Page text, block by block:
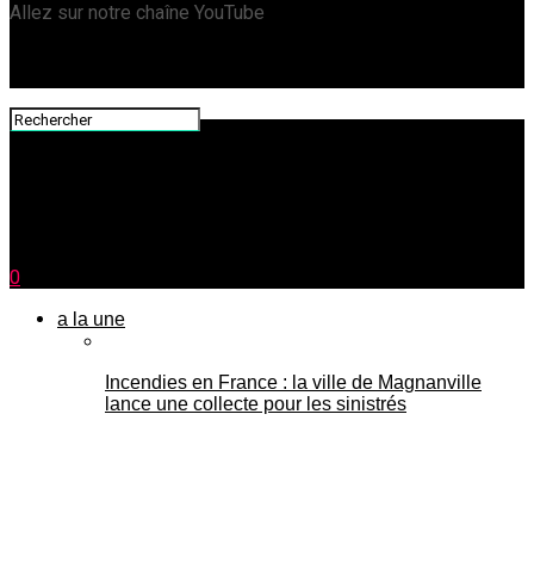
Allez sur notre chaîne YouTube
0
a la une
Incendies en France : la ville de Magnanville
lance une collecte pour les sinistrés